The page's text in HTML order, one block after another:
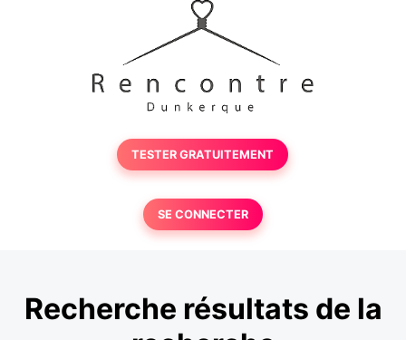
TESTER GRATUITEMENT
SE CONNECTER
Recherche résultats de la